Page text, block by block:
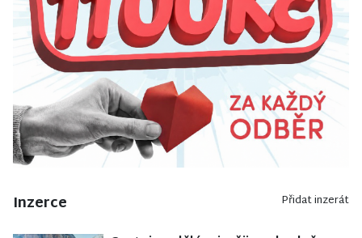
Inzerce Přidat inzerát